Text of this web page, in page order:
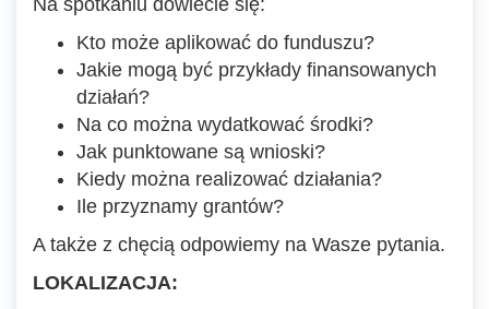
Na spotkaniu dowiecie się:
Kto może aplikować do funduszu?
Jakie mogą być przykłady finansowanych
działań?
Na co można wydatkować środki?
Jak punktowane są wnioski?
Kiedy można realizować działania?
Ile przyznamy grantów?
A także z chęcią odpowiemy na Wasze pytania.
LOKALIZACJA: